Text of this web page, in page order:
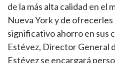
de la más alta calidad en el
Nueva York y de ofrecerles
significativo ahorro en sus
Estévez, Director General
Estévez se encargará